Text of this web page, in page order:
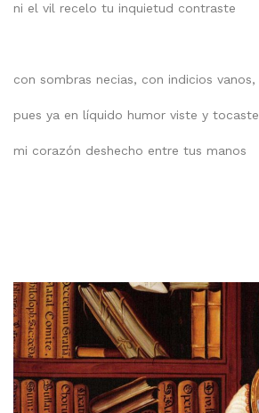
ni el vil recelo tu inquietud contraste
con sombras necias, con indicios vanos,
pues ya en líquido humor viste y tocaste
mi corazón deshecho entre tus manos